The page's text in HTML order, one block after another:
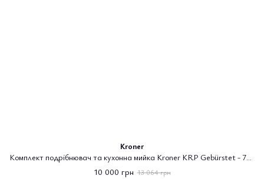
Kroner
Комплект подрібнювач та кухонна мийка Kroner KRP Gebürstet - 7849RHM
10 000 грн 13 064 грн